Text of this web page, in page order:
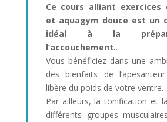
Ce cours alliant exercices
et aquagym douce est un
idéal à la
l’accouchement..
Vous bénéficiez dans une
des bienfaits de
libère du poids de votre ventre.
Par ailleurs, la tonification et
différents groupes